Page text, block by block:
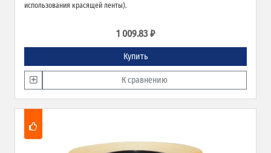
использования красящей ленты).
1 009.83 ₽
Купить
К сравнению